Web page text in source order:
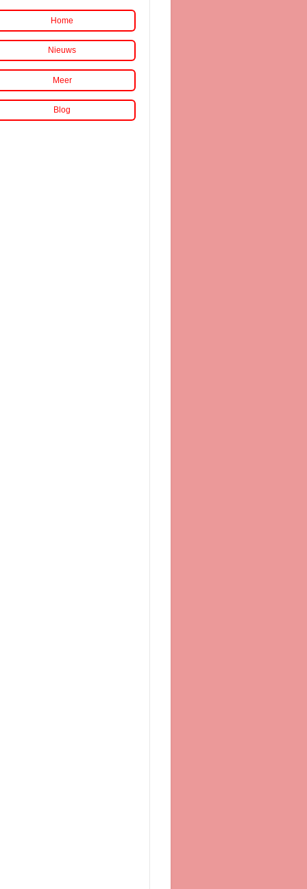
Home
Nieuws
Meer
Blog